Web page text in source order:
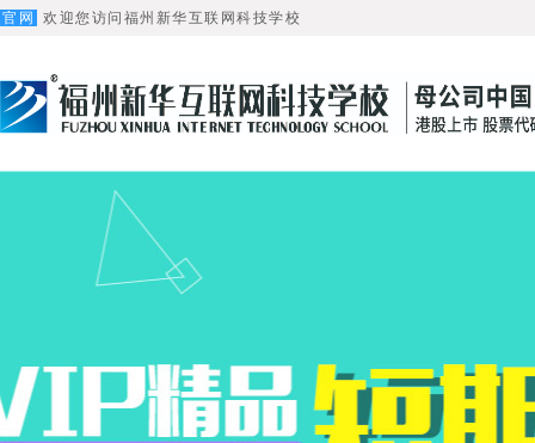
官网 欢迎您访问福州新华互联网科技学校